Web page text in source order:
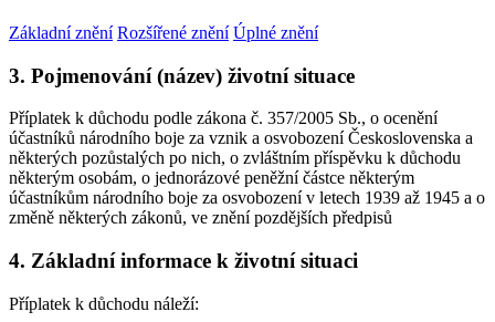
Základní znění Rozšířené znění Úplné znění
3. Pojmenování (název) životní situace
Příplatek k důchodu podle zákona č. 357/2005 Sb., o ocenění
účastníků národního boje za vznik a osvobození Československa a
některých pozůstalých po nich, o zvláštním příspěvku k důchodu
některým osobám, o jednorázové peněžní částce některým
účastníkům národního boje za osvobození v letech 1939 až 1945 a o
změně některých zákonů, ve znění pozdějších předpisů
4. Základní informace k životní situaci
Příplatek k důchodu náleží: